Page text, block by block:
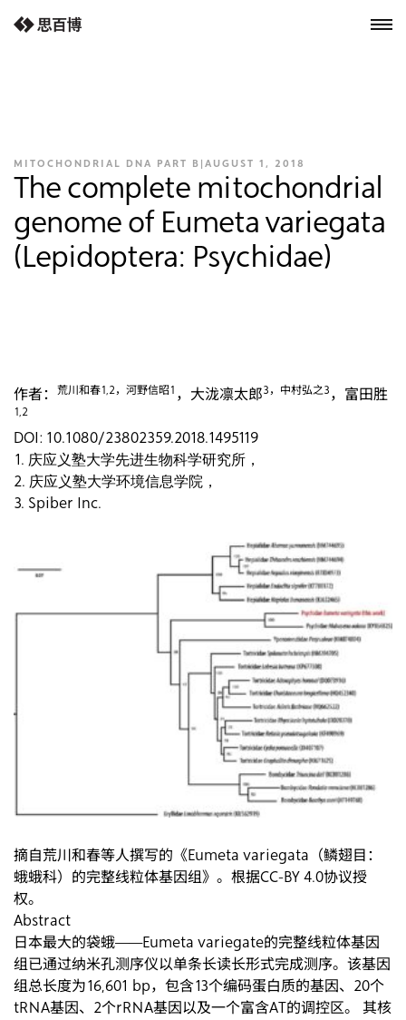
next-wp starter
MITOCHONDRIAL DNA PART B | AUGUST 1, 2018
The complete mitochondrial
genome of Eumeta variegata
(Lepidoptera: Psychidae)
作者： 荒川和春1,2，河野信昭1 ，大泷凛太郎3 ，中村弘之3 ，富田胜
1,2
DOI: 10.1080/23802359.2018.1495119
1. 庆应义塾大学先进生物科学研究所，
2. 庆应义塾大学环境信息学院，
3. Spiber Inc.
摘自荒川和春等人撰写的《Eumeta variegata（鳞翅目：
蛾蛾科）的完整线粒体基因组》。根据CC-BY 4.0协议授
权。
Abstract
日本最大的袋蛾——Eumeta variegate的完整线粒体基因
组已通过纳米孔测序仪以单条长读长形式完成测序。该基因
组总长度为16,601 bp，包含13个编码蛋白质的基因、20个
tRNA基因、2个rRNA基因以及一个富含AT的调控区。 其核